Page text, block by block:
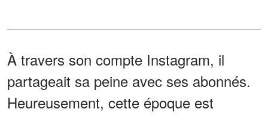
À travers son compte Instagram, il
partageait sa peine avec ses abonnés.
Heureusement, cette époque est